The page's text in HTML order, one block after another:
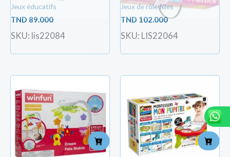
Jeux éducatifs
TND 89.000
SKU: lis22084
Jeux de rôle filles
TND 102.000
SKU: LIS22064